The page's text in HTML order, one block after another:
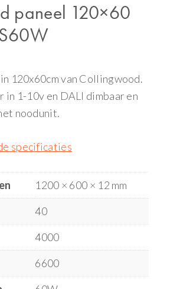
paneel 120×60
120x60cm van Collingwood.
in 1-10v en DALI dimbaar en
noodunit.
specificaties
1200 × 600 × 12 mm
40
4000
6600